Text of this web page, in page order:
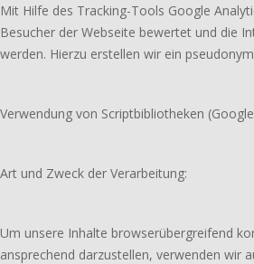
Mit Hilfe des Tracking-Tools Google
Besucher der Webseite bewertet und die
werden. Hierzu erstellen wir ein
Verwendung von Scriptbibliotheken
Art und Zweck der Verarbeitung:
Um unsere Inhalte browserübergreifend
ansprechend darzustellen, verwenden wir